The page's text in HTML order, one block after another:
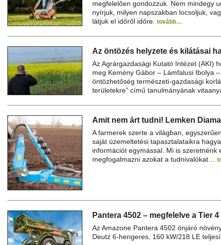
megfelelően gondozzuk. Nem mindegy
nyírjuk, milyen napszakban locsoljuk,
látjuk el időről időre. tovább…
Az öntözés helyzete és kilátásai
Az Agrárgazdasági Kutató Intézet (AKI)
meg Kemény Gábor – Lámfalusi Ibolya
öntözhetőség természeti-gazdasági
területekre” című tanulmányának
Amit nem árt tudni! Lemken
A farmerek szerte a világban,
saját üzemeltetési tapasztalataikra
információt egymással. Mi is szeretnénk
megfogalmazni azokat a tudnivalókat…
Pantera 4502 – megfelelve a Tier
Az Amazone Pantera 4502 önjáró
Deutz 6-hengeres, 160 kW/218 LE